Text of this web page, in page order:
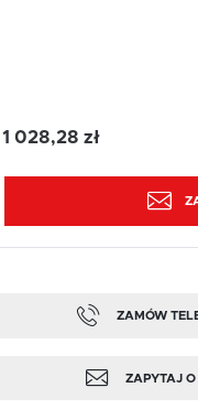
1 028,28 zł
ZAMÓW
ZAPYTAJ